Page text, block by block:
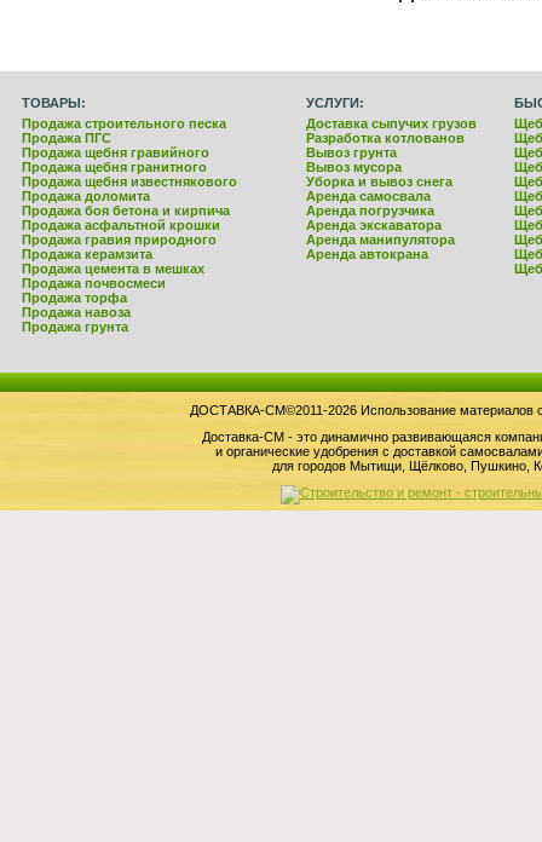
ТОВАРЫ: УСЛУГИ:
Продажа строительного песка
Продажа ПГС
Продажа щебня гравийного
Продажа щебня гранитного
Продажа щебня известнякового
Продажа доломита
Продажа боя бетона и кирпича
Продажа асфальтной крошки
Продажа гравия природного
Продажа керамзита
Продажа цемента в мешках
Доставка сыпучих грузов
Разработка котлованов
Вывоз грунта
Вывоз мусора
Уборка и вывоз снега
Аренда самосвала
Аренда погрузчика
Аренда экскаватора
Аренда манипулятора
Аренда автокрана
Продажа почвосмеси
Продажа торфа
Продажа навоза
Продажа грунта
ДОСТАВКА-СМ©2011-2026 Использование материалов
Доставка-СМ - это динамично развивающаяся
и органические удобрения с доставкой
для городов Мытищи, Щёлково, Пушкино,